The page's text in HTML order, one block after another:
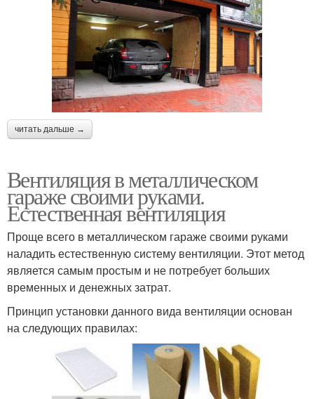
читать дальше →
Вентиляция в металлическом
гараже своими руками.
Естественная вентиляция
Проще всего в металлическом гараже своими руками
наладить естественную систему вентиляции. Этот метод
является самым простым и не потребует больших
временных и денежных затрат.
Принцип установки данного вида вентиляции основан
на следующих правилах: